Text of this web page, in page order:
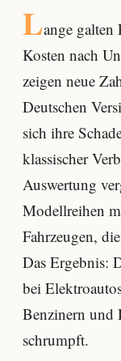
Lange
Kosten nach
zeigen neue
Deutschen
sich ihre
klassischer
Auswertung
Modellreihen
Fahrzeugen,
Das Ergebnis:
bei
Benzinern und
schrumpft.